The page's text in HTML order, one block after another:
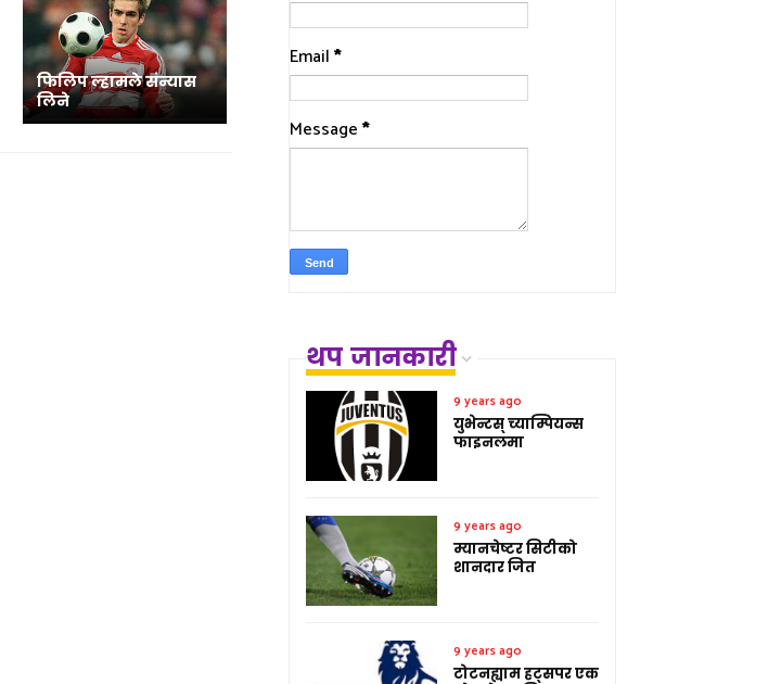
फिलिप ल्हामले संन्यास
लिने
Email*
Message*
थप जानकारी
9 years ago
युभेन्टस् च्याम्पियन्स
फाइनलमा
9 years ago
म्यानचेष्टर सिटीको
शानदार जित
9 years ago
टोटनह्याम हट्सपर एक